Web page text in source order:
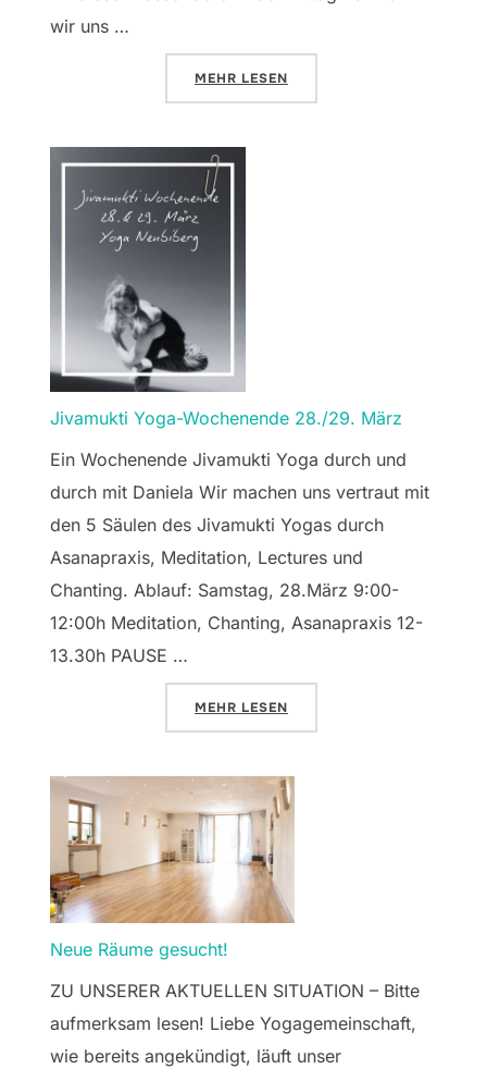
wir uns …
MEHR ÜBER „YOGA & SOUND
LESEN
Jivamukti Yoga-Wochenende 28./29. März
Ein Wochenende Jivamukti Yoga durch und
durch mit Daniela Wir machen uns vertraut mit
den 5 Säulen des Jivamukti Yogas durch
Asanapraxis, Meditation, Lectures und
Chanting. Ablauf: Samstag, 28.März 9:00-
12:00h Meditation, Chanting, Asanapraxis 12-
13.30h PAUSE …
MEHR ÜBER „JIVAMUKTI YOGA-
LESEN
Neue Räume gesucht!
ZU UNSERER AKTUELLEN SITUATION – Bitte
aufmerksam lesen! Liebe Yogagemeinschaft,
wie bereits angekündigt, läuft unser